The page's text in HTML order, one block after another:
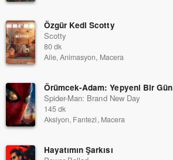
Özgür Kedi Scotty
Scotty
80 dk
Aile, Animasyon, Macera
Örümcek-Adam: Yepyeni Bir Gün
Spider-Man: Brand New Day
145 dk
Aksiyon, Fantezi, Macera
Hayatımın Şarkısı